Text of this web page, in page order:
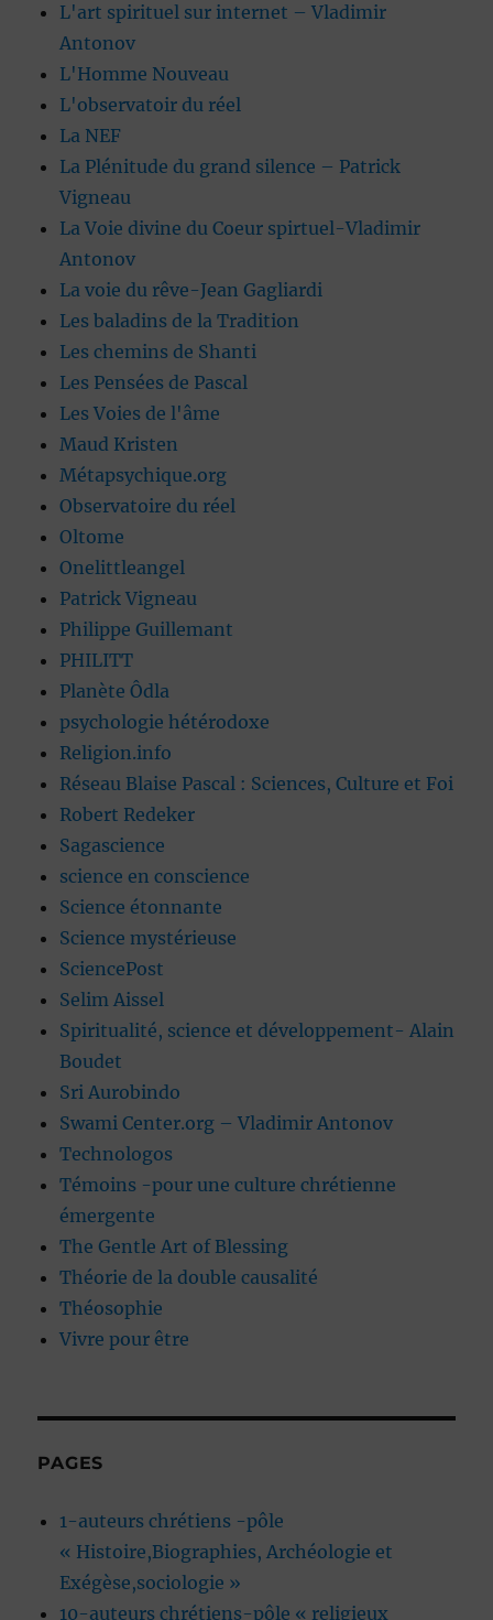
L'art spirituel sur internet – Vladimir
Antonov
L'Homme Nouveau
L'observatoir du réel
La NEF
La Plénitude du grand silence – Patrick
Vigneau
La Voie divine du Coeur spirtuel-Vladimir
Antonov
La voie du rêve-Jean Gagliardi
Les baladins de la Tradition
Les chemins de Shanti
Les Pensées de Pascal
Les Voies de l'âme
Maud Kristen
Métapsychique.org
Observatoire du réel
Oltome
Onelittleangel
Patrick Vigneau
Philippe Guillemant
PHILITT
Planète Ôdla
psychologie hétérodoxe
Religion.info
Réseau Blaise Pascal : Sciences, Culture et Foi
Robert Redeker
Sagascience
science en conscience
Science étonnante
Science mystérieuse
SciencePost
Selim Aissel
Spiritualité, science et développement- Alain
Boudet
Sri Aurobindo
Swami Center.org – Vladimir Antonov
Technologos
Témoins -pour une culture chrétienne
émergente
The Gentle Art of Blessing
Théorie de la double causalité
Théosophie
Vivre pour être
PAGES
1-auteurs chrétiens -pôle
« Histoire,Biographies, Archéologie et
Exégèse,sociologie »
10-auteurs chrétiens-pôle « religieux